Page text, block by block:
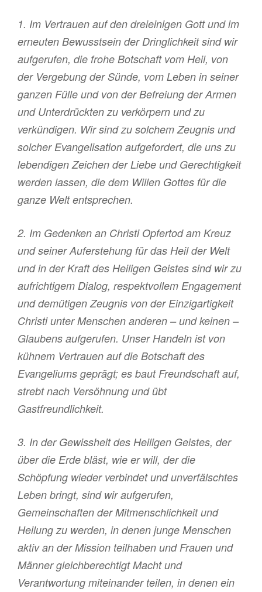
1. Im Vertrauen auf den dreieinigen Gott und im
erneuten Bewusstsein der Dringlichkeit sind wir
aufgerufen, die frohe Botschaft vom Heil, von
der Vergebung der Sünde, vom Leben in seiner
ganzen Fülle und von der Befreiung der Armen
und Unterdrückten zu verkörpern und zu
verkündigen. Wir sind zu solchem Zeugnis und
solcher Evangelisation aufgefordert, die uns zu
lebendigen Zeichen der Liebe und Gerechtigkeit
werden lassen, die dem Willen Gottes für die
ganze Welt entsprechen.
2. Im Gedenken an Christi Opfertod am Kreuz
und seiner Auferstehung für das Heil der Welt
und in der Kraft des Heiligen Geistes sind wir zu
aufrichtigem Dialog, respektvollem Engagement
und demütigen Zeugnis von der Einzigartigkeit
Christi unter Menschen anderen – und keinen –
Glaubens aufgerufen. Unser Handeln ist von
kühnem Vertrauen auf die Botschaft des
Evangeliums geprägt; es baut Freundschaft auf,
strebt nach Versöhnung und übt
Gastfreundlichkeit.
3. In der Gewissheit des Heiligen Geistes, der
über die Erde bläst, wie er will, der die
Schöpfung wieder verbindet und unverfälschtes
Leben bringt, sind wir aufgerufen,
Gemeinschaften der Mitmenschlichkeit und
Heilung zu werden, in denen junge Menschen
aktiv an der Mission teilhaben und Frauen und
Männer gleichberechtigt Macht und
Verantwortung miteinander teilen, in denen ein